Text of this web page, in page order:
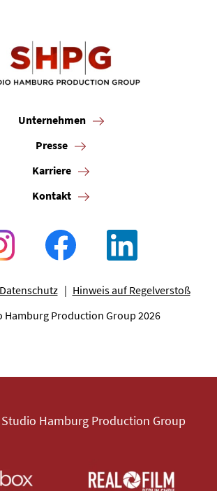
Unternehmen
Presse
Karriere
Kontakt
Datenschutz
Hinweis auf Regelverstoß
Production Group 2026
Hamburg Production Group